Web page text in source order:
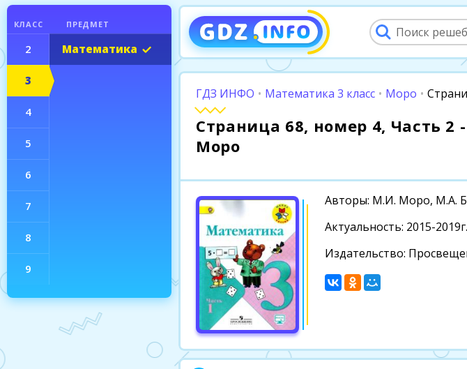
ГДЗ ИНФО • Математика 3 класс • Моро •
Страница 68, номер 4, Часть 2
Моро
Авторы: М.И. Моро, М.А.
Актуальность: 2015-2019г.
Издательство:
КЛАСС ПРЕДМЕТ
2
3
Математика
4
5
6
7
8
9